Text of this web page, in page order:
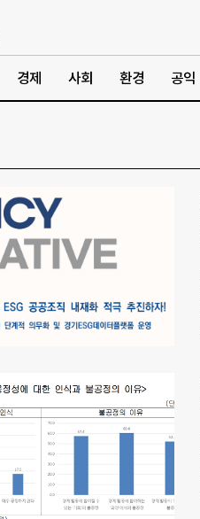
경제 사회 환경 공익